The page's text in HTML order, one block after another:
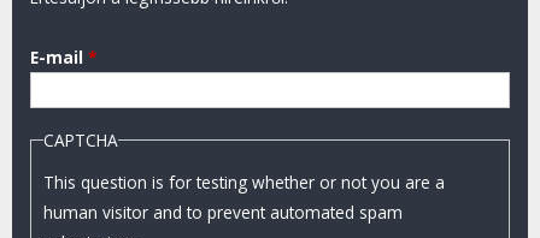
E-mail *
CAPTCHA
This question is for testing whether or not you are a
human visitor and to prevent automated spam